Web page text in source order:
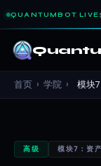
QUANTUMBOT LIVE
首页 › 学院 › 模块
高级 模块7：资